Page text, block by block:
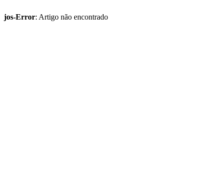
jos-Error: Artigo não encontrado